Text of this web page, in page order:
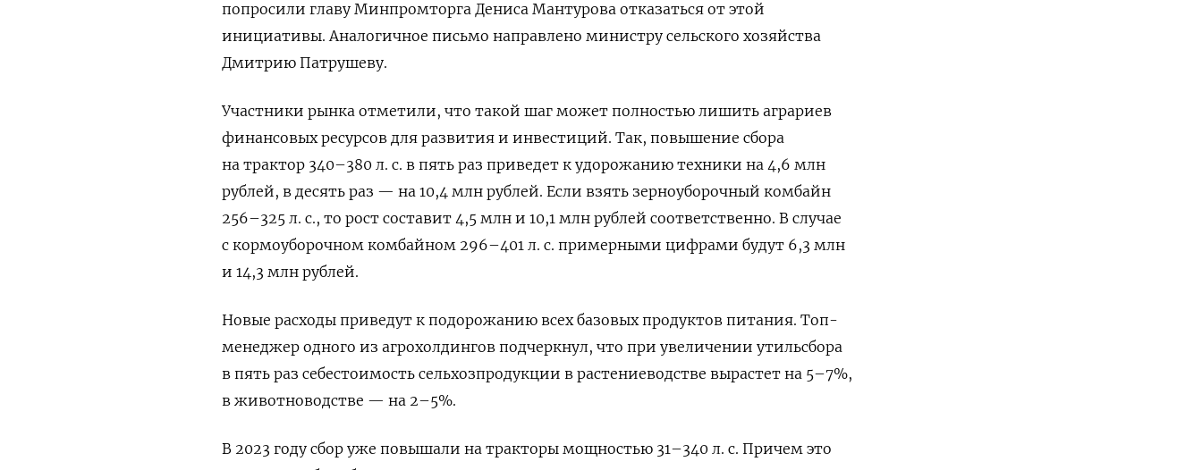
попросили главу Минпромторга Дениса Мантурова отказаться от этой
инициативы. Аналогичное письмо направлено министру сельского хозяйства
Дмитрию Патрушеву.
Участники рынка отметили, что такой шаг может полностью лишить аграриев
финансовых ресурсов для развития и инвестиций. Так, повышение сбора
на трактор 340–380 л. с. в пять раз приведет к удорожанию техники на 4,6 млн
рублей, в десять раз — на 10,4 млн рублей. Если взять зерноуборочный комбайн
256–325 л. с., то рост составит 4,5 млн и 10,1 млн рублей соответственно. В случае
с кормоуборочном комбайном 296–401 л. с. примерными цифрами будут 6,3 млн
и 14,3 млн рублей.
Новые расходы приведут к подорожанию всех базовых продуктов питания. Топ-
менеджер одного из агрохолдингов подчеркнул, что при увеличении утильсбора
в пять раз себестоимость сельхозпродукции в растениеводстве вырастет на 5–7%,
в животноводстве — на 2–5%.
В 2023 году сбор уже повышали на тракторы мощностью 31–340 л. с. Причем это